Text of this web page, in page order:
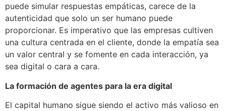
puede simular respuestas empáticas, carece de la
autenticidad que solo un ser humano puede
proporcionar. Es imperativo que las empresas cultiven
una cultura centrada en el cliente, donde la empatía sea
un valor central y se fomente en cada interacción, ya
sea digital o cara a cara.
La formación de agentes para la era digital
El capital humano sigue siendo el activo más valioso en